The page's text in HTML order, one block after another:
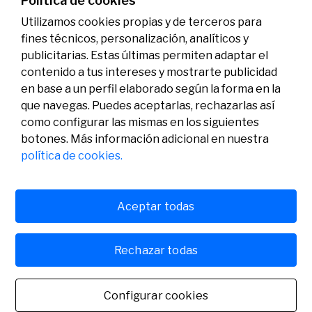
Legal
Aviso legal
Política de privacidad
Actividad
Convocatorias
Premios
Social
© Fundación Banco Sabadell 2024 todos los derechos
Utilizamos cookies propias y de terceros para
fines técnicos, personalización, analíticos y
publicitarias. Estas últimas permiten adaptar el
contenido a tus intereses y mostrarte publicidad
en base a un perfil elaborado según la forma en la
que navegas. Puedes aceptarlas, rechazarlas así
como configurar las mismas en los siguientes
botones. Más información adicional en nuestra
política de cookies.
Configurar cookies
Rechazar todas
Aceptar todas